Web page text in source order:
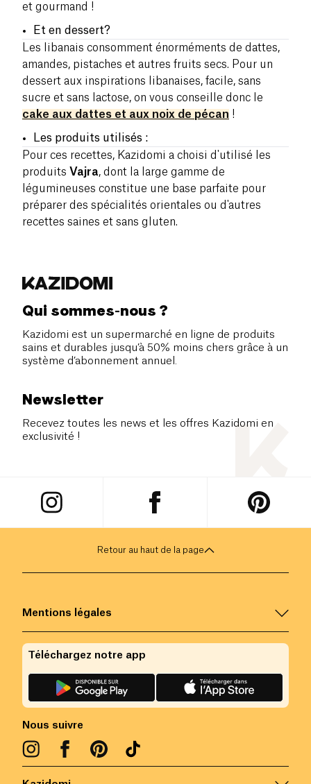
et gourmand !
Et en dessert?
Les libanais consomment énorméments de dattes,
amandes, pistaches et autres fruits secs. Pour un
dessert aux inspirations libanaises, facile, sans
sucre et sans lactose, on vous conseille donc le
cake aux dattes et aux noix de pécan !
Les produits utilisés :
Pour ces recettes, Kazidomi a choisi d'utilisé les
produits Vajra, dont la large gamme de
légumineuses constitue une base parfaite pour
préparer des spécialités orientales ou d'autres
recettes saines et sans gluten.
Qui sommes-nous ?
Kazidomi est un supermarché en ligne de produits
sains et durables jusqu’à 50% moins chers grâce à un
système d’abonnement annuel.
Newsletter
Recevez toutes les news et les offres Kazidomi en
exclusivité !
Retour au haut de la page
Mentions légales
Nous suivre
Téléchargez notre app